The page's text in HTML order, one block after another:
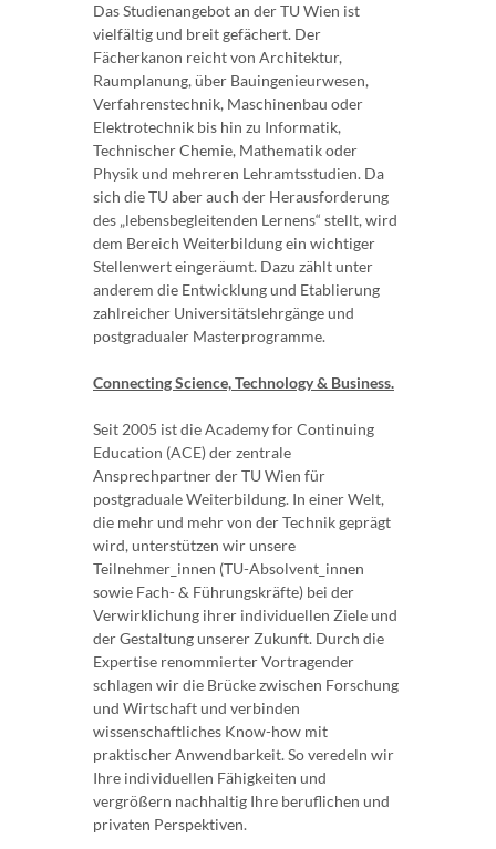
Das Studienangebot an der TU Wien ist
vielfältig und breit gefächert. Der
Fächerkanon reicht von Architektur,
Raumplanung, über Bauingenieurwesen,
Verfahrenstechnik, Maschinenbau oder
Elektrotechnik bis hin zu Informatik,
Technischer Chemie, Mathematik oder
Physik und mehreren Lehramtsstudien. Da
sich die TU aber auch der Herausforderung
des „lebensbegleitenden Lernens“ stellt, wird
dem Bereich Weiterbildung ein wichtiger
Stellenwert eingeräumt. Dazu zählt unter
anderem die Entwicklung und Etablierung
zahlreicher Universitätslehrgänge und
postgradualer Masterprogramme.
Connecting Science, Technology & Business.
Seit 2005 ist die Academy for Continuing
Education (ACE) der zentrale
Ansprechpartner der TU Wien für
postgraduale Weiterbildung. In einer Welt,
die mehr und mehr von der Technik geprägt
wird, unterstützen wir unsere
Teilnehmer_innen (TU-Absolvent_innen
sowie Fach- & Führungskräfte) bei der
Verwirklichung ihrer individuellen Ziele und
der Gestaltung unserer Zukunft. Durch die
Expertise renommierter Vortragender
schlagen wir die Brücke zwischen Forschung
und Wirtschaft und verbinden
wissenschaftliches Know-how mit
praktischer Anwendbarkeit. So veredeln wir
Ihre individuellen Fähigkeiten und
vergrößern nachhaltig Ihre beruflichen und
privaten Perspektiven.